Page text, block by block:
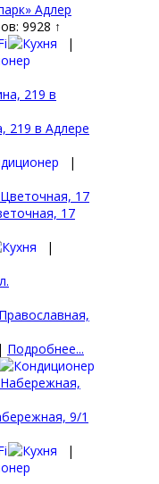
Адлер
9928 ↑
|
219 в Адлере
|
17
|
| Подробнее...
9/1
|